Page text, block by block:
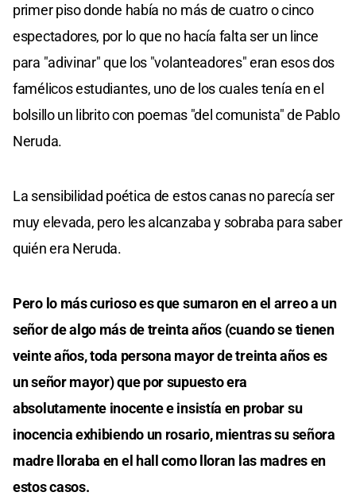
primer piso donde había no más de cuatro o cinco
espectadores, por lo que no hacía falta ser un lince
para "adivinar" que los "volanteadores" eran esos dos
famélicos estudiantes, uno de los cuales tenía en el
bolsillo un librito con poemas "del comunista" de Pablo
Neruda.
La sensibilidad poética de estos canas no parecía ser
muy elevada, pero les alcanzaba y sobraba para saber
quién era Neruda.
Pero lo más curioso es que sumaron en el arreo a un
señor de algo más de treinta años (cuando se tienen
veinte años, toda persona mayor de treinta años es
un señor mayor) que por supuesto era
absolutamente inocente e insistía en probar su
inocencia exhibiendo un rosario, mientras su señora
madre lloraba en el hall como lloran las madres en
estos casos.